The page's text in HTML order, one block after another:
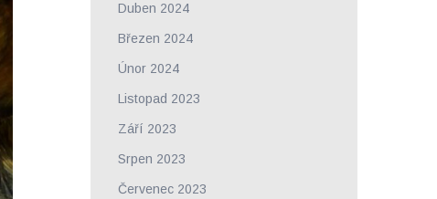
Duben 2024
Březen 2024
Únor 2024
Listopad 2023
Září 2023
Srpen 2023
Červenec 2023